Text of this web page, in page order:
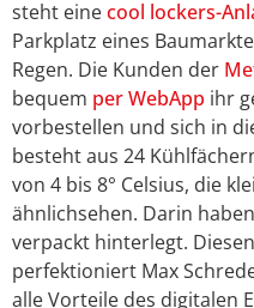
steht einecool lockers-
Parkplatz eines
Regen. Die Kunden der
bequem per WebApp ihr
vorbestellen und sich in
besteht aus 24
von 4 bis 8° Celsius, die
ähnlichsehen. Darin
verpackt hinterlegt.
perfektioniert Max
alle Vorteile des digitalen